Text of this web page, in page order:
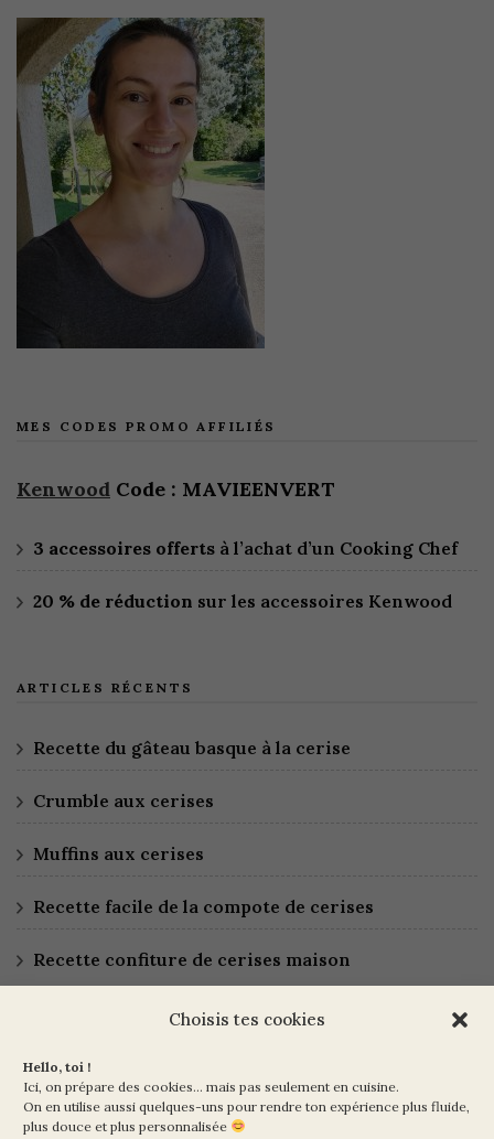
Choisis tes cookies
Hello, toi !
Ici, on prépare des cookies… mais pas seulement en cuisine.
On en utilise aussi quelques-uns pour rendre ton expérience plus fluide,
plus douce et plus personnalisée
MES CODES PROMO AFFILIÉS
Kenwood Code : MAVIEENVERT
3 accessoires offerts à l’achat d’un Cooking Chef
20 % de réduction sur les accessoires Kenwood
ARTICLES RÉCENTS
Recette du gâteau basque à la cerise
Crumble aux cerises
Muffins aux cerises
Recette facile de la compote de cerises
Recette confiture de cerises maison